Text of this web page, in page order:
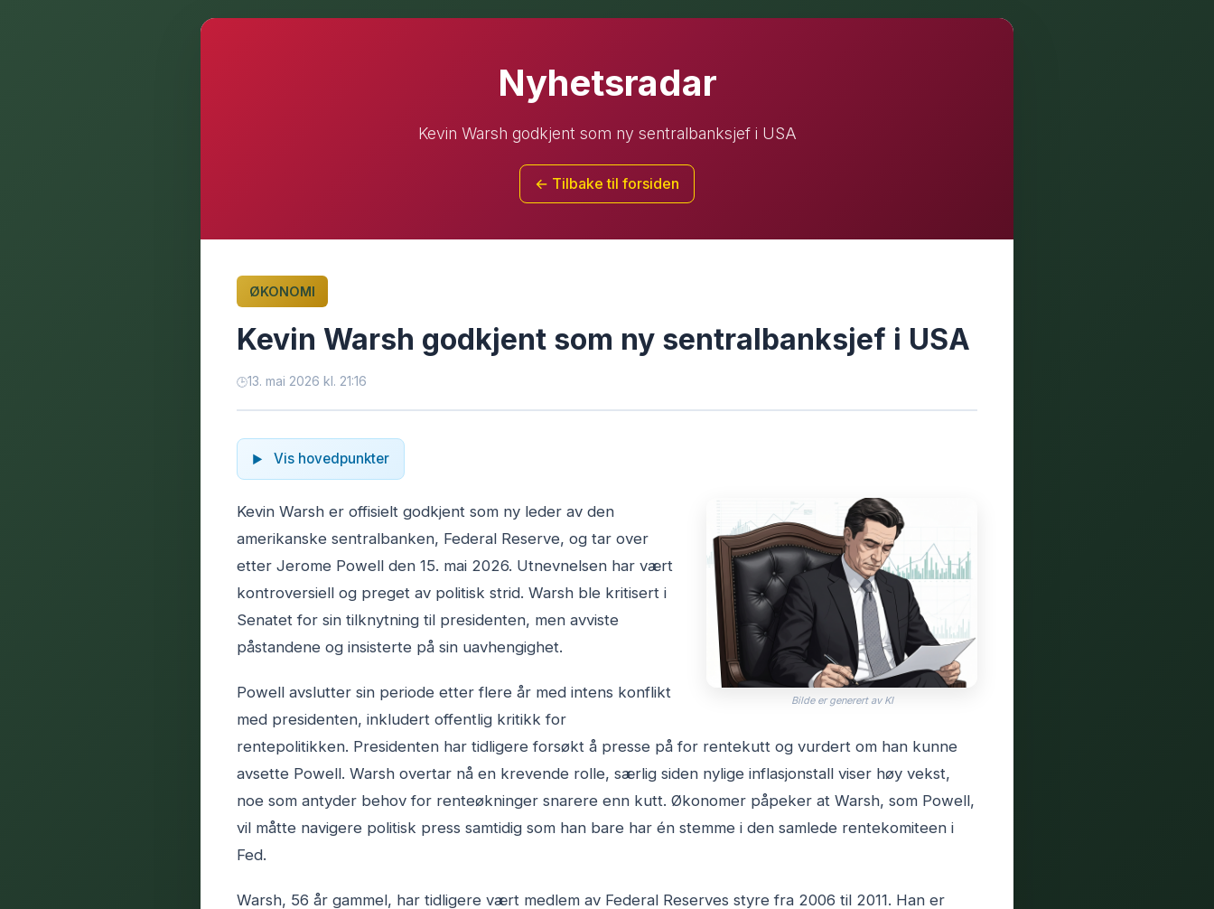
Nyhetsradar
Kevin Warsh godkjent som ny sentralbanksjef i USA
← Tilbake til forsiden
ØKONOMI
Kevin Warsh godkjent som ny sentralbanksjef i USA
13. mai 2026 kl. 21:16
Vis hovedpunkter
Bilde er generert av KI
Kevin Warsh er offisielt godkjent som ny leder av den
amerikanske sentralbanken, Federal Reserve, og tar over
etter Jerome Powell den 15. mai 2026. Utnevnelsen har vært
kontroversiell og preget av politisk strid. Warsh ble kritisert i
Senatet for sin tilknytning til presidenten, men avviste
påstandene og insisterte på sin uavhengighet.
Powell avslutter sin periode etter flere år med intens konflikt
med presidenten, inkludert offentlig kritikk for
rentepolitikken. Presidenten har tidligere forsøkt å presse på for rentekutt og vurdert om han kunne
avsette Powell. Warsh overtar nå en krevende rolle, særlig siden nylige inflasjonstall viser høy vekst,
noe som antyder behov for renteøkninger snarere enn kutt. Økonomer påpeker at Warsh, som Powell,
vil måtte navigere politisk press samtidig som han bare har én stemme i den samlede rentekomiteen i
Fed.
Warsh, 56 år gammel, har tidligere vært medlem av Federal Reserves styre fra 2006 til 2011. Han er